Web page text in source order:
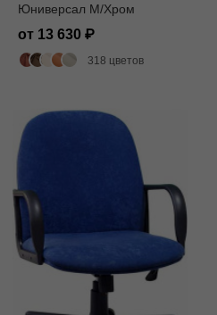
Юниверсал M/Хром
от 13 630
318 цветов